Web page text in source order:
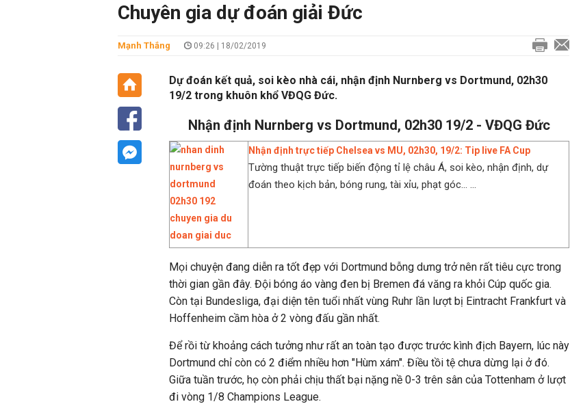
Chuyên gia dự đoán giải Đức
Mạnh Thắng 09:26 | 18/02/2019
Dự đoán kết quả, soi kèo nhà cái, nhận định Nurnberg vs Dortmund, 02h30
19/2 trong khuôn khổ VĐQG Đức.
Nhận định Nurnberg vs Dortmund, 02h30 19/2 - VĐQG Đức
Nhận định trực tiếp Chelsea vs MU, 02h30, 19/2: Tip live FA Cup
Tường thuật trực tiếp biến động tỉ lệ châu Á, soi kèo, nhận định, dự
đoán theo kịch bản, bóng rung, tài xỉu, phạt góc... ...
Mọi chuyện đang diễn ra tốt đẹp với Dortmund bỗng dưng trở nên rất tiêu cực trong
thời gian gần đây. Đội bóng áo vàng đen bị Bremen đá văng ra khỏi Cúp quốc gia.
Còn tại Bundesliga, đại diện tên tuổi nhất vùng Ruhr lần lượt bị Eintracht Frankfurt và
Hoffenheim cầm hòa ở 2 vòng đấu gần nhất.
Để rồi từ khoảng cách tưởng như rất an toàn tạo được trước kình địch Bayern, lúc này
Dortmund chỉ còn có 2 điểm nhiều hơn "Hùm xám". Điều tồi tệ chưa dừng lại ở đó.
Giữa tuần trước, họ còn phải chịu thất bại nặng nề 0-3 trên sân của Tottenham ở lượt
đi vòng 1/8 Champions League.